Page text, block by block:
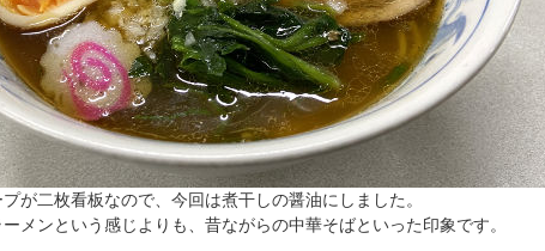
が二枚看板なので、今回は煮干しの醤油にしました。
メンという感じよりも、昔ながらの中華そばといった印象です。